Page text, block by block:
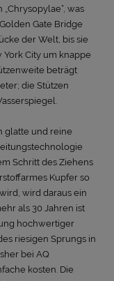
was
Gate Bridge
der Welt, bis sie
City um knappe
beträgt
die Stützen
glatte und reine
Schritt des Ziehens
Kupfer so
wird daraus ein
als 30 Jahren ist
hochwertiger
riesigen Sprungs in
bei AQ
kosten. Die